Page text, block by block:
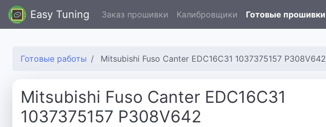
Easy Tuning Заказ прошивки Калибровщики Готовые прошивки
Готовые работы Mitsubishi Fuso Canter EDC16C31 1037375157 P308V642
Mitsubishi Fuso Canter EDC16C31
1037375157 P308V642